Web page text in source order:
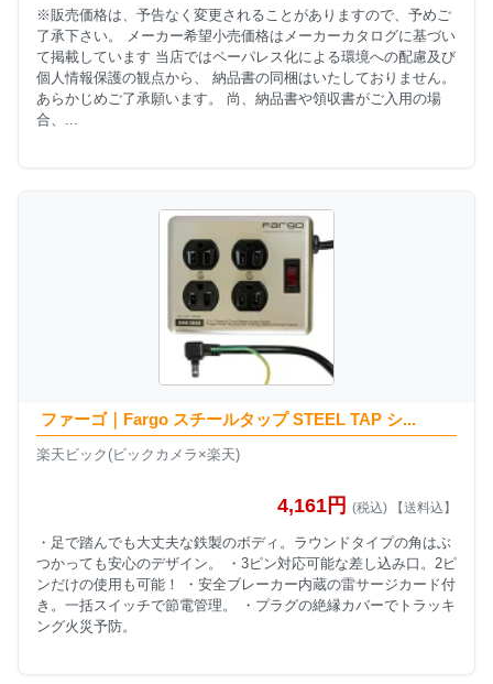
※販売価格は、予告なく変更されることがありますので、予めご
了承下さい。 メーカー希望小売価格はメーカーカタログに基づい
て掲載しています 当店ではペーパレス化による環境への配慮及び
個人情報保護の観点から、 納品書の同梱はいたしておりません。
あらかじめご了承願います。 尚、納品書や領収書がご入用の場
合、...
ファーゴ｜Fargo スチールタップ STEEL TAP シ...
楽天ビック(ビックカメラ×楽天)
4,161円 (税込) 【送料込】
・足で踏んでも大丈夫な鉄製のボディ。ラウンドタイプの角はぶ
つかっても安心のデザイン。 ・3ピン対応可能な差し込み口。2ピ
ンだけの使用も可能！ ・安全ブレーカー内蔵の雷サージカード付
き。一括スイッチで節電管理。 ・プラグの絶縁カバーでトラッキ
ング火災予防。